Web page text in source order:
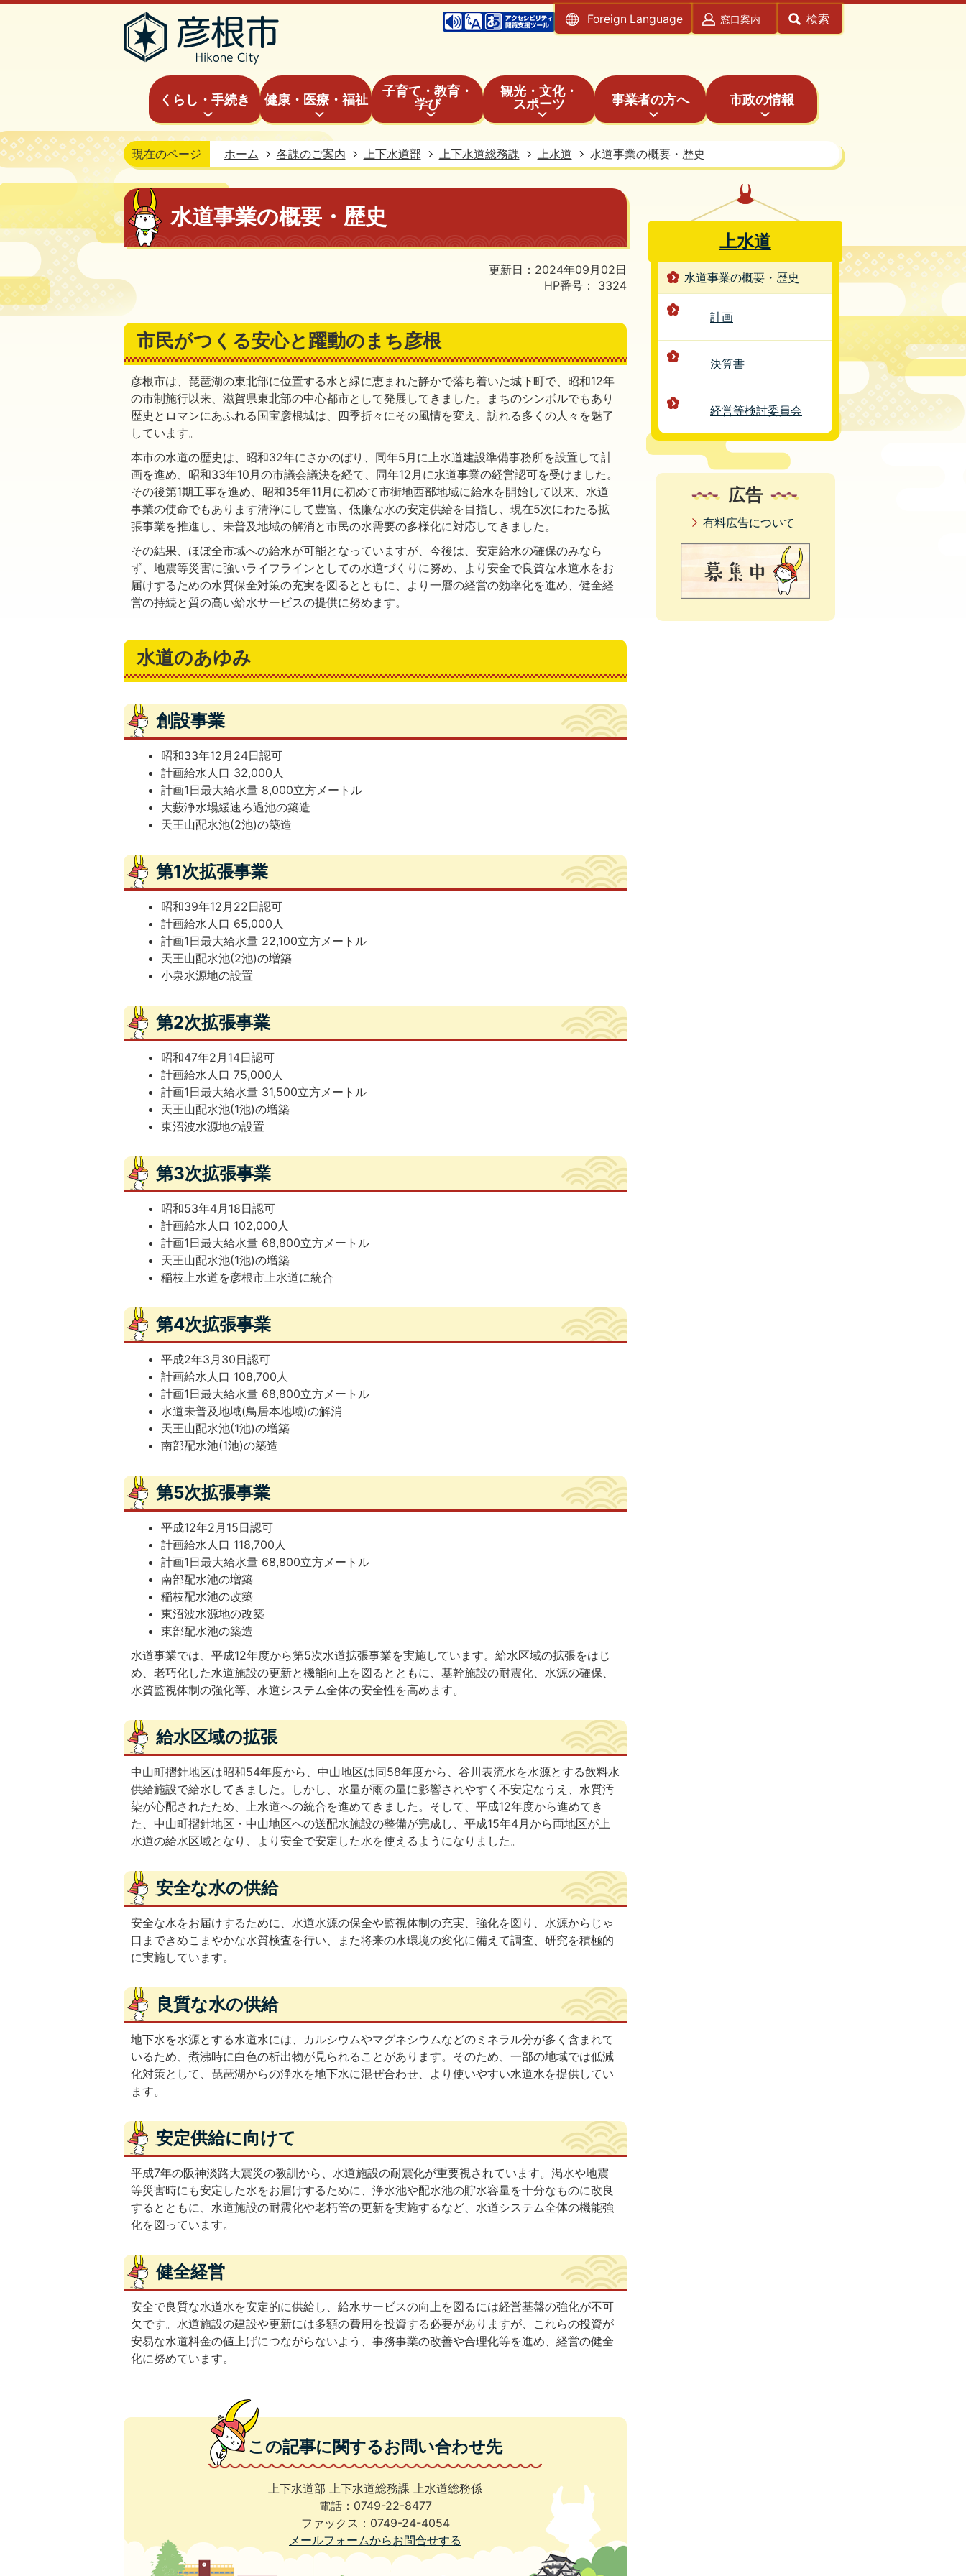
Foreign Language 窓口案内 検索
くらし・手続き 健康・医療・福祉
子育て・教育・
学び
観光・文化・
スポーツ
事業者の方へ 市政の情報
現在のページ ホーム 各課のご案内 上下水道部 上下水道総務課 上水道 水道事業の概要・歴史
水道事業の概要・歴史
更新日：2024年09月02日
HP番号：
3324
市民がつくる安心と躍動のまち彦根
彦根市は、琵琶湖の東北部に位置する水と緑に恵まれた静かで落ち着いた城下町で、昭和12年
の市制施行以来、滋賀県東北部の中心都市として発展してきました。まちのシンボルでもあり
歴史とロマンにあふれる国宝彦根城は、四季折々にその風情を変え、訪れる多くの人々を魅了
しています。
本市の水道の歴史は、昭和32年にさかのぼり、同年5月に上水道建設準備事務所を設置して計
画を進め、昭和33年10月の市議会議決を経て、同年12月に水道事業の経営認可を受けました。
その後第1期工事を進め、昭和35年11月に初めて市街地西部地域に給水を開始して以来、水道
事業の使命でもあります清浄にして豊富、低廉な水の安定供給を目指し、現在5次にわたる拡
張事業を推進し、未普及地域の解消と市民の水需要の多様化に対応してきました。
その結果、ほぼ全市域への給水が可能となっていますが、今後は、安定給水の確保のみなら
ず、地震等災害に強いライフラインとしての水道づくりに努め、より安全で良質な水道水をお
届けするための水質保全対策の充実を図るとともに、より一層の経営の効率化を進め、健全経
営の持続と質の高い給水サービスの提供に努めます。
水道のあゆみ
創設事業
昭和33年12月24日認可
計画給水人口 32,000人
計画1日最大給水量 8,000立方メートル
大藪浄水場緩速ろ過池の築造
天王山配水池(2池)の築造
第1次拡張事業
昭和39年12月22日認可
計画給水人口 65,000人
計画1日最大給水量 22,100立方メートル
天王山配水池(2池)の増築
小泉水源地の設置
第2次拡張事業
昭和47年2月14日認可
計画給水人口 75,000人
計画1日最大給水量 31,500立方メートル
天王山配水池(1池)の増築
東沼波水源地の設置
第3次拡張事業
昭和53年4月18日認可
計画給水人口 102,000人
計画1日最大給水量 68,800立方メートル
天王山配水池(1池)の増築
稲枝上水道を彦根市上水道に統合
第4次拡張事業
平成2年3月30日認可
計画給水人口 108,700人
計画1日最大給水量 68,800立方メートル
水道未普及地域(鳥居本地域)の解消
天王山配水池(1池)の増築
南部配水池(1池)の築造
第5次拡張事業
平成12年2月15日認可
計画給水人口 118,700人
計画1日最大給水量 68,800立方メートル
南部配水池の増築
稲枝配水池の改築
東沼波水源地の改築
東部配水池の築造
水道事業では、平成12年度から第5次水道拡張事業を実施しています。給水区域の拡張をはじ
め、老巧化した水道施設の更新と機能向上を図るとともに、基幹施設の耐震化、水源の確保、
水質監視体制の強化等、水道システム全体の安全性を高めます。
給水区域の拡張
中山町摺針地区は昭和54年度から、中山地区は同58年度から、谷川表流水を水源とする飲料水
供給施設で給水してきました。しかし、水量が雨の量に影響されやすく不安定なうえ、水質汚
染が心配されたため、上水道への統合を進めてきました。そして、平成12年度から進めてき
た、中山町摺針地区・中山地区への送配水施設の整備が完成し、平成15年4月から両地区が上
水道の給水区域となり、より安全で安定した水を使えるようになりました。
安全な水の供給
安全な水をお届けするために、水道水源の保全や監視体制の充実、強化を図り、水源からじゃ
口まできめこまやかな水質検査を行い、また将来の水環境の変化に備えて調査、研究を積極的
に実施しています。
良質な水の供給
地下水を水源とする水道水には、カルシウムやマグネシウムなどのミネラル分が多く含まれて
いるため、煮沸時に白色の析出物が見られることがあります。そのため、一部の地域では低減
化対策として、琵琶湖からの浄水を地下水に混ぜ合わせ、より使いやすい水道水を提供してい
ます。
安定供給に向けて
平成7年の阪神淡路大震災の教訓から、水道施設の耐震化が重要視されています。渇水や地震
等災害時にも安定した水をお届けするために、浄水池や配水池の貯水容量を十分なものに改良
するとともに、水道施設の耐震化や老朽管の更新を実施するなど、水道システム全体の機能強
化を図っています。
健全経営
安全で良質な水道水を安定的に供給し、給水サービスの向上を図るには経営基盤の強化が不可
欠です。水道施設の建設や更新には多額の費用を投資する必要がありますが、これらの投資が
安易な水道料金の値上げにつながらないよう、事務事業の改善や合理化等を進め、経営の健全
化に努めています。
この記事に関するお問い合わせ先
上下水道部 上下水道総務課 上水道総務係
電話：0749-22-8477
ファックス：0749-24-4054
メールフォームからお問合せする
上水道
水道事業の概要・歴史
計画
決算書
経営等検討委員会
広告
有料広告について